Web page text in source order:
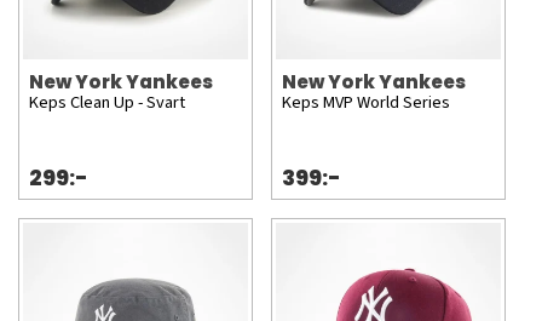
New York Yankees
Keps Clean Up - Svart
299:-
New York Yankees
Keps MVP World Series
399:-